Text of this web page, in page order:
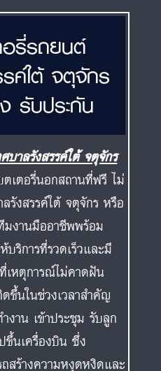
อรี่รถยนต์
ค์ใต้ จตุจักร
รับประกัน
บาลรังสรรค์ใต้ จตุจักร
เตอรี่นอกสถานที่ฟรี ไม่
รังสรรค์ใต้ จตุจักร หรือ
มงานมืออาชีพพร้อม
บริการที่รวดเร็วและมี
เหตุการณ์ไม่คาดฝัน
ขึ้นในช่วงเวลาสำคัญ
งาน เข้าประชุม รับลูก
ขึ้นเครื่องบิน ซึ่ง
สร้างความหงุดหงิดและ